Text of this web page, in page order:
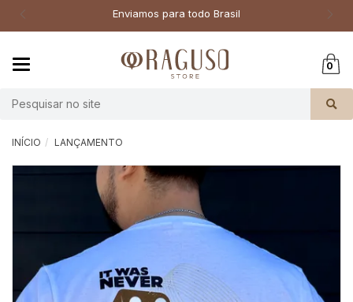
Enviamos para todo Brasil
0
INÍCIO LANÇAMENTO